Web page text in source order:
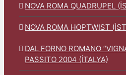
NOVA ROMA QUADRUPEL
NOVA ROMA HOPTWIST
DAL FORNO ROMANO
PASSITO 2004 (İTALYA)